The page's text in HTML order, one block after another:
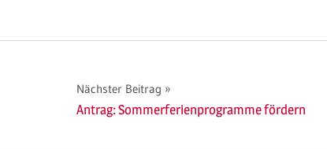
Nächster Beitrag
Antrag: Sommerferienprogramme fördern